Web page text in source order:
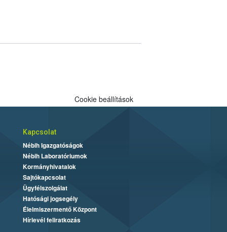
Cookie beállítások
Kapcsolat
Nébih Igazgatóságok
Nébih Laboratóriumok
Kormányhivatalok
Sajtókapcsolat
Ügyfélszolgálat
Hatósági jogsegély
Élelmiszermentő Központ
Hírlevél feliratkozás